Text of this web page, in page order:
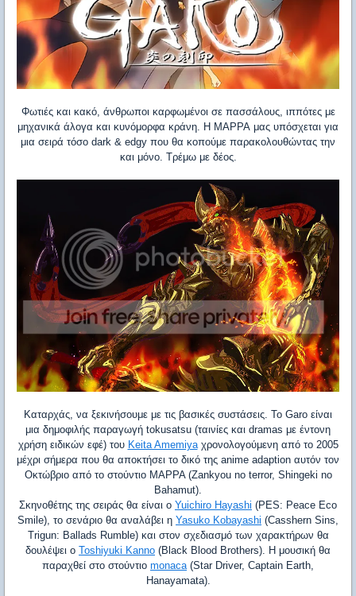
Φωτιές και κακό, άνθρωποι καρφωμένοι σε πασσάλους, ιππότες με
μηχανικά άλογα και κυνόμορφα κράνη. Η MAPPA μας υπόσχεται για
μια σειρά τόσο dark & edgy που θα κοπούμε παρακολουθώντας την
και μόνο. Τρέμω με δέος.
Καταρχάς, να ξεκινήσουμε με τις βασικές συστάσεις. Το Garo είναι
μια δημοφιλής παραγωγή tokusatsu (ταινίες και dramas με έντονη
χρήση ειδικών εφέ) του Keita Amemiyaχρονολογούμενη από το 2005
μέχρι σήμερα που θα αποκτήσει το δικό της anime adaption αυτόν τον
Οκτώβριο από το στούντιο MAPPA(Zankyou no terror, Shingeki no
Bahamut).
Σκηνοθέτης της σειράς θα είναι ο Yuichiro Hayashi (PES: Peace Eco
Smile), το σενάριο θα αναλάβει η Yasuko Kobayashi (Casshern Sins,
Trigun: Ballads Rumble) και στον σχεδιασμό των χαρακτήρων θα
δουλέψει ο Toshiyuki Kanno (Black Blood Brothers). H μουσική θα
παραχθεί στο στούντιο monaca(Star Driver, Captain Earth,
Hanayamata).